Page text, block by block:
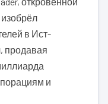
в Ист-
продавая
и